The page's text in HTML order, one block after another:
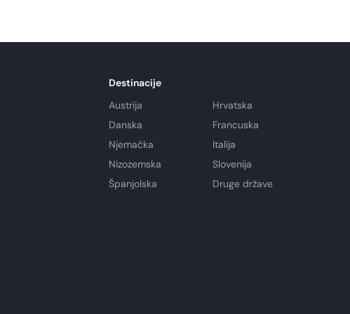
Destinacije
Austrija
Hrvatska
Danska
Francuska
Njemačka
Italija
Nizozemska
Slovenija
Španjolska
Druge države